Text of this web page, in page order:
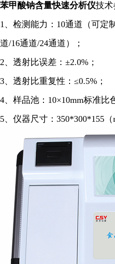
苯甲酸钠含量快速分析仪技术
1、检测能力：10通道（可定
道/16通道/24通道）；
2、 透射比误差：±2.0%；
3、透射比重复性：≤0.5%；
4、 样品池：10×10mm标准比
5、仪器尺寸：350*300*155（